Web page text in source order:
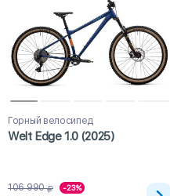
Горный велосипед
Welt Edge 1.0 (2025)
106 990 -23%